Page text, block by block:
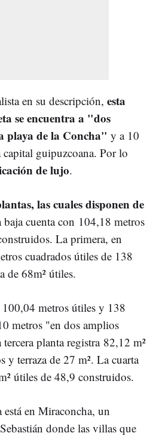
en su descripción, esta
se encuentra a "dos
playa de la Concha" y a 10
guipuzcoana. Por lo
de lujo.
las cuales disponen de
baja cuenta con 104,18 metros
La primera, en
cuadrados útiles de 138
de 68m² útiles.
metros útiles y 138
metros "en dos amplios
planta registra 82,12 m²
y terraza de 27 m². La cuarta
útiles de 48,9 construidos.
está en Miraconcha, un
donde las villas que